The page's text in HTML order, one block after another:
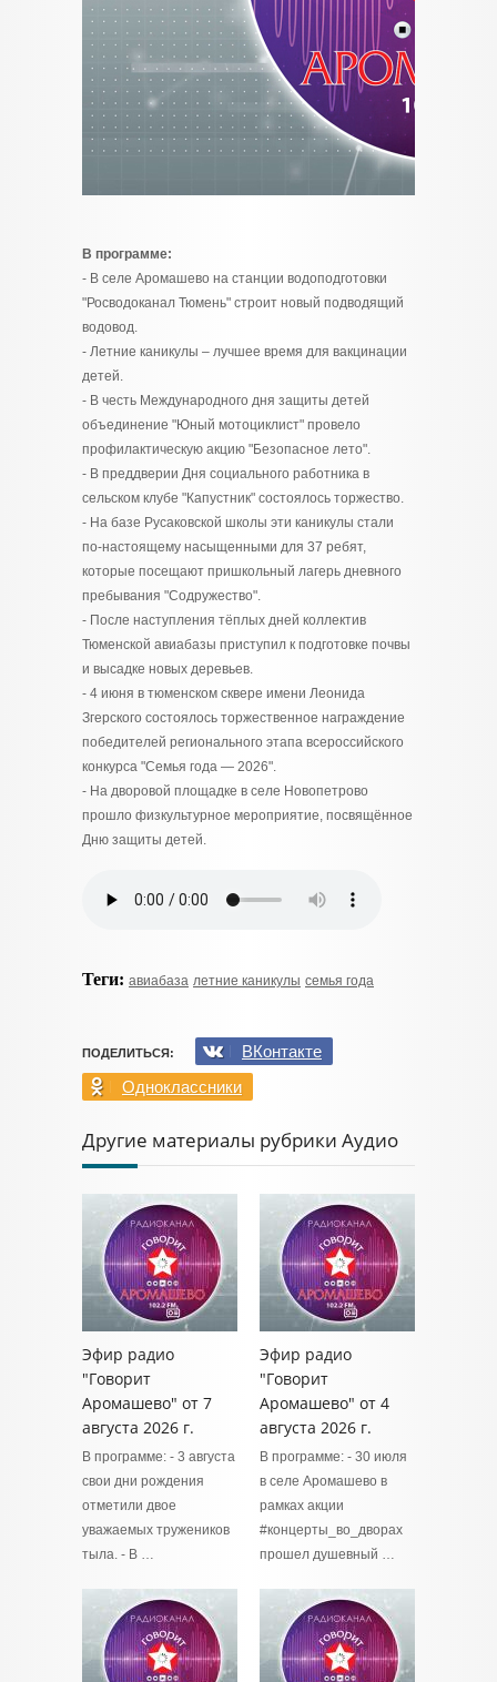
В программе:
- В селе Аромашево на станции водоподготовки
"Росводоканал Тюмень" строит новый подводящий
водовод.
- Летние каникулы – лучшее время для вакцинации
детей.
- В честь Международного дня защиты детей
объединение "Юный мотоциклист" провело
профилактическую акцию "Безопасное лето".
- В преддверии Дня социального работника в
сельском клубе "Капустник" состоялось торжество.
- На базе Русаковской школы эти каникулы стали
по-настоящему насыщенными для 37 ребят,
которые посещают пришкольный лагерь дневного
пребывания "Содружество".
- После наступления тёплых дней коллектив
Тюменской авиабазы приступил к подготовке почвы
и высадке новых деревьев.
- 4 июня в тюменском сквере имени Леонида
Згерского состоялось торжественное награждение
победителей регионального этапа всероссийского
конкурса "Семья года — 2026".
- На дворовой площадке в селе Новопетрово
прошло физкультурное мероприятие, посвящённое
Дню защиты детей.
Теги: авиабаза летние каникулы семья года
ПОДЕЛИТЬСЯ:
ВКонтакте
Одноклассники
Другие материалы рубрики Аудио
Эфир радио
"Говорит
Аромашево" от 7
августа 2026 г.
В программе: - 3 августа
свои дни рождения
отметили двое
уважаемых тружеников
тыла. - В …
Эфир радио
"Говорит
Аромашево" от 4
августа 2026 г.
В программе: - 30 июля
в селе Аромашево в
рамках акции
#концерты_во_дворах
прошел душевный …